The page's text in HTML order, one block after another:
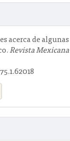
acerca de algunas
Revista Mexicana